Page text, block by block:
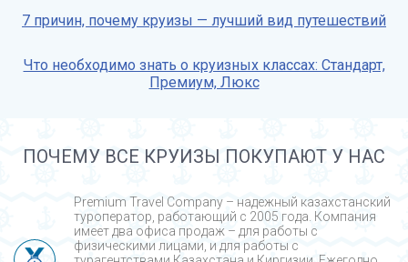
7 причин, почему круизы — лучший вид путешествий
Что необходимо знать о круизных классах: Стандарт,
Премиум, Люкс
ПОЧЕМУ ВСЕ КРУИЗЫ ПОКУПАЮТ У НАС
Premium Travel Company – надежный казахстанский
туроператор, работающий с 2005 года. Компания
имеет два офиса продаж – для работы с
физическими лицами, и для работы с